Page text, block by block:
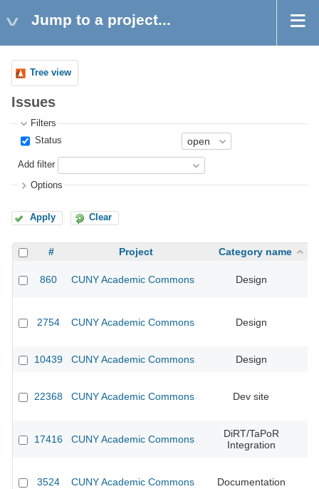
Jump to a project...
Tree view
Issues
Filters
Status
Add filter
Options
Apply Clear
# Project Category name
860 CUNY Academic Commons Design
2754 CUNY Academic Commons Design
10439 CUNY Academic Commons Design
22368 CUNY Academic Commons Dev site
17416 CUNY Academic Commons
DiRT/TaPoR
Integration
3524 CUNY Academic Commons Documentation